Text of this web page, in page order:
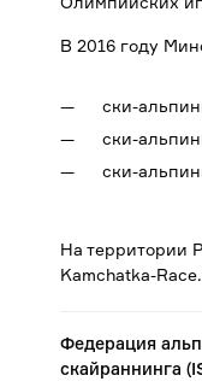
В 2016 году
ски-
ски-
ски-
На территории
Kamchatka-Race.
Федерация
скайраннинга